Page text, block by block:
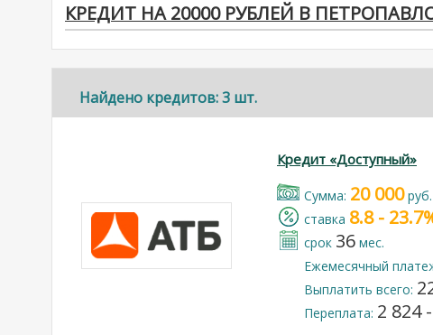
КРЕДИТ НА 20000 РУБЛЕЙ В
Найдено кредитов: 3 шт.
Кредит «Доступный»
Cумма: 20 000руб.
cтавка 8.8 -
срок 36 мес.
Ежемесячный
Выплатить всего:
Переплата: 2 824